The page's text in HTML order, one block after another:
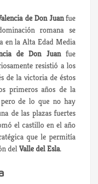
de Don Juanfue
romana se
en la Alta Edad Media
de Don Juanfue
resistió a los
de la victoria de éstos
primeros años de la
de lo que no hay
de las plazas fuertes
el castillo en el año
que le permitía
delValle del Esla.